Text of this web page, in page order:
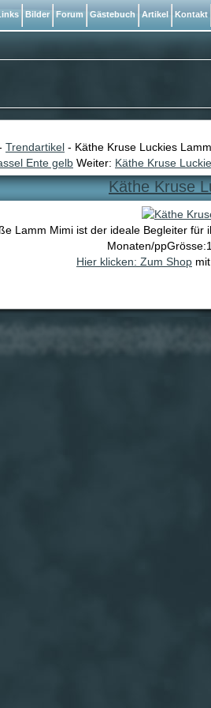
Trendartikel - Käthe Kruse Luckies
Ente gelb Weiter: Käthe Kruse
Käthe Kruse
Lamm Mimi ist der ideale Begleiter
Monaten/
Hier klicken: Zum Shop
Bilder Forum Gästebuch Artikel Kontakt